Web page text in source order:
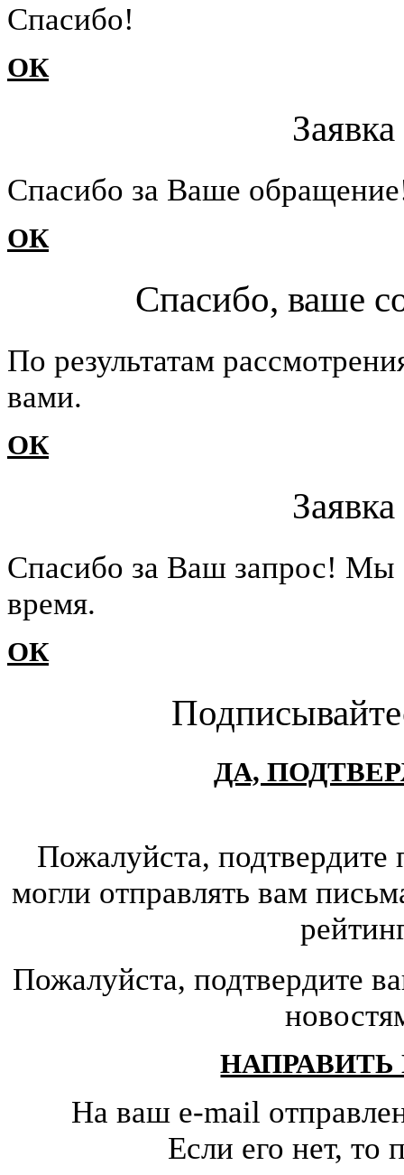
Cпасибо!
ОК
Cпасибо за Ваше
ОК
Спасибо, ваше
По результатам
вами.
ОК
Cпасибо за Ваш запрос!
время.
ОК
ДА,
Пожалуйста,
могли отправлять вам
Пожалуйста, подтвердите
На ваш e-mail
Если его нет,